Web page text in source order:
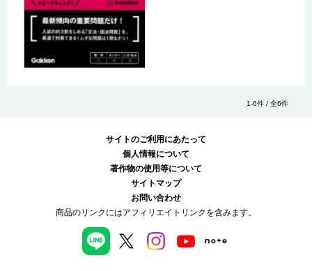
1-6件 / 全6件
サイトのご利用にあたって
個人情報について
著作物の使用等について
サイトマップ
お問い合わせ
商品のリンクにはアフィリエイトリンクを含みます。